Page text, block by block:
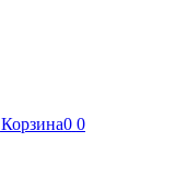
Корзина0 0